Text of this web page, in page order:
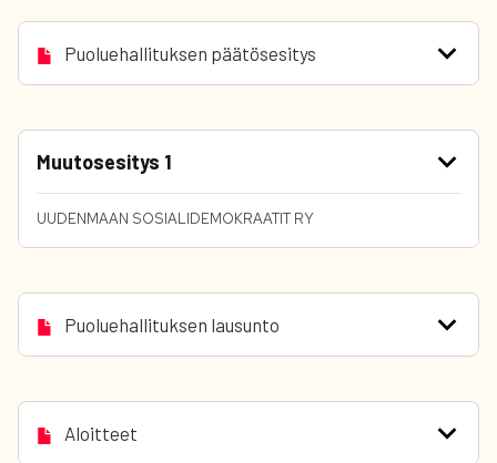
Puoluehallituksen päätösesitys
Muutosesitys 1
UUDENMAAN SOSIALIDEMOKRAATIT RY
Puoluehallituksen lausunto
Aloitteet